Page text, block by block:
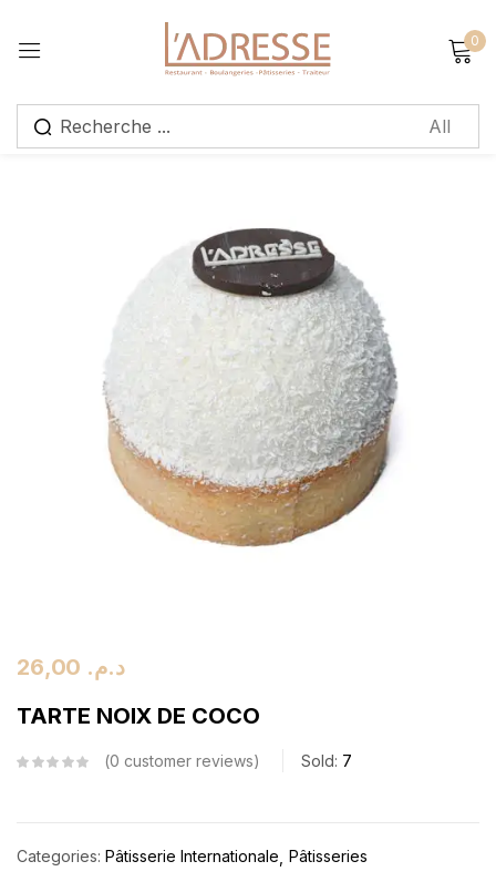
0
د.م.
TARTE NOIX DE COCO
0 customer reviews Sold: 7
Categories: Pâtisserie Internationale Pâtisseries
Sign in
Log in
Create an account